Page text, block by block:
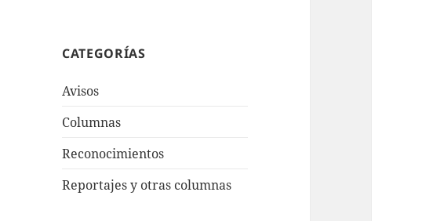
CATEGORÍAS
Avisos
Columnas
Reconocimientos
Reportajes y otras columnas